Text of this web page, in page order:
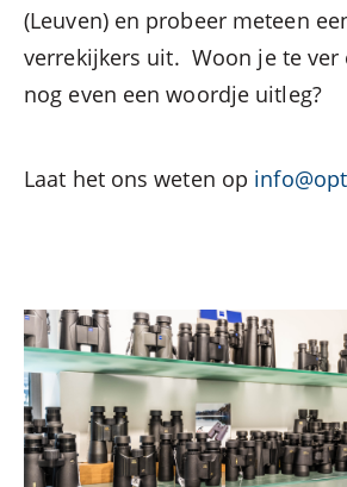
(Leuven) en probeer meteen
verrekijkers uit. Woon je te ver
nog even een woordje uitleg?
Laat het ons weten op